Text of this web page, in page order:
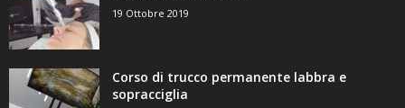
19 Ottobre 2019
Corso di trucco permanente labbra e
sopracciglia